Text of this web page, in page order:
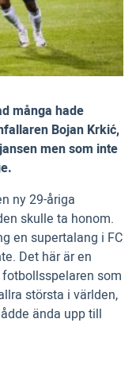
många hade
Bojan Krkić,
men som inte
ny 29-åriga
skulle ta honom.
en supertalang i FC
Det här är en
som
största i världen,
ända upp till